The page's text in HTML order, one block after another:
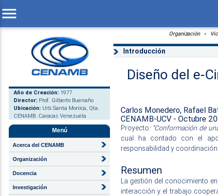
menu
Año de Creación: 1977
Director: Prof. Gilberto Buenaño
Ubicación: Urb.Santa Monica, Qta.
CENAMB. Caracas Venezuela
Menú
Acerca del CENAMB
Organización
Docencia
Investigación
Organización
Introducción
Diseño del e-
Carlos Monedero, Rafael
CENAMB-UCV - Octubre
Proyecto: “Conformación de
cual ha contado con el
responsabilidad y
Resumen
La gestión del conocimiento
interacción y el trabajo